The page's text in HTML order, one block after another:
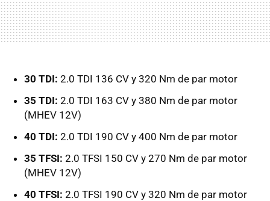
30 TDI: 2.0 TDI 136 CV y 320 Nm de par motor
35 TDI: 2.0 TDI 163 CV y 380 Nm de par motor
(MHEV 12V)
40 TDI: 2.0 TDI 190 CV y 400 Nm de par motor
35 TFSI: 2.0 TFSI 150 CV y 270 Nm de par motor
(MHEV 12V)
40 TFSI: 2.0 TFSI 190 CV y 320 Nm de par motor